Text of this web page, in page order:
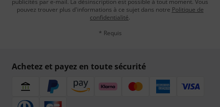
publicités par e-mail. La désinscription est possible à tout moment. Vous
pouvez trouver plus d'informations à ce sujet dans notre Politique de
confidentialité.
* Requis
Achetez et payez en toute sécurité